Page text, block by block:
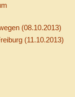
(08.10.2013)
(11.10.2013)